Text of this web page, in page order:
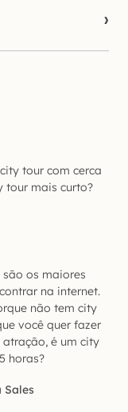
tour com cerca
tour mais curto?
os maiores
na internet.
não tem city
você quer fazer
é um city
horas?
Sales